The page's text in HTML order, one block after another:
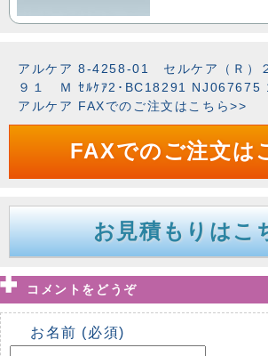
アルケア 8-4258-01 セルケア（Ｒ）
９１ Ｍ ｾﾙｹｱ2･BC18291 NJ067675
アルケア FAXでのご注文はこちら>>
FAXでのご注文は
お見積もりはこ
コメントをどうぞ
お名前 (必須)